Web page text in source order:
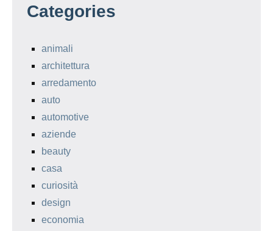
Categories
animali
architettura
arredamento
auto
automotive
aziende
beauty
casa
curiosità
design
economia